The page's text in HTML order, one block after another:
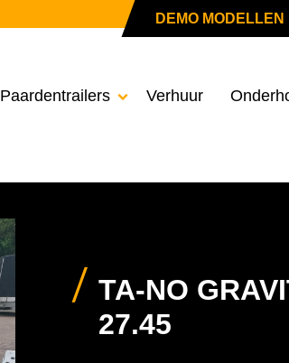
DEMO MODELLEN
Paardentrailers  Verhuur
TA-NO
27.45